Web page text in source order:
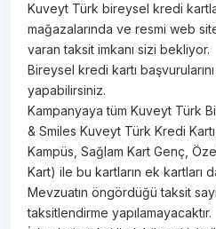
Kuveyt Türk bireysel kredi
mağazalarında ve resmi web
varan taksit imkanı sizi bekliyor.
Bireysel kredi kartı
yapabilirsiniz.
Kampanyaya tüm Kuveyt Türk
& Smiles Kuveyt Türk Kredi
Kampüs, Sağlam Kart Genç,
Kart) ile bu kartların ek kartları
Mevzuatın öngördüğü taksit
taksitlendirme yapılamayacaktır.